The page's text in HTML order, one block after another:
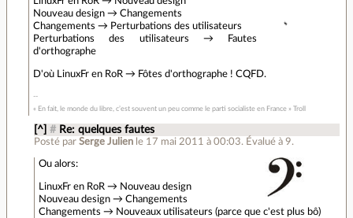
Nouveau design → Changements
Changements → Perturbations des utilisateurs
Perturbations des utilisateurs → Fautes
d'orthographe
D'où LinuxFr en RoR → Fôtes d'orthographe ! CQFD.
« En fait, le monde du libre, c’est souvent un peu comme le parti socialiste en France » Troll
[^] # Re: quelques fautes
Posté par Serge Julien le 17 mai 2011 à 00:03. Évalué à 9.
Ou alors:
LinuxFr en RoR → Nouveau design
Nouveau design → Changements
Changements → Nouveaux utilisateurs (parce que c'est plus bô)